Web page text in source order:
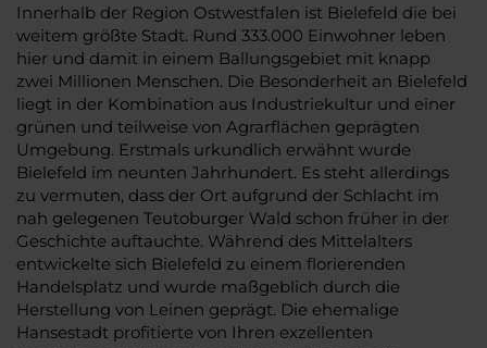
Innerhalb der Region Ostwestfalen ist Bielefeld die bei
weitem größte Stadt. Rund 333.000 Einwohner leben
hier und damit in einem Ballungsgebiet mit knapp
zwei Millionen Menschen. Die Besonderheit an Bielefeld
liegt in der Kombination aus Industriekultur und einer
grünen und teilweise von Agrarflächen geprägten
Umgebung. Erstmals urkundlich erwähnt wurde
Bielefeld im neunten Jahrhundert. Es steht allerdings
zu vermuten, dass der Ort aufgrund der Schlacht im
nah gelegenen Teutoburger Wald schon früher in der
Geschichte auftauchte. Während des Mittelalters
entwickelte sich Bielefeld zu einem florierenden
Handelsplatz und wurde maßgeblich durch die
Herstellung von Leinen geprägt. Die ehemalige
Hansestadt profitierte von Ihren exzellenten